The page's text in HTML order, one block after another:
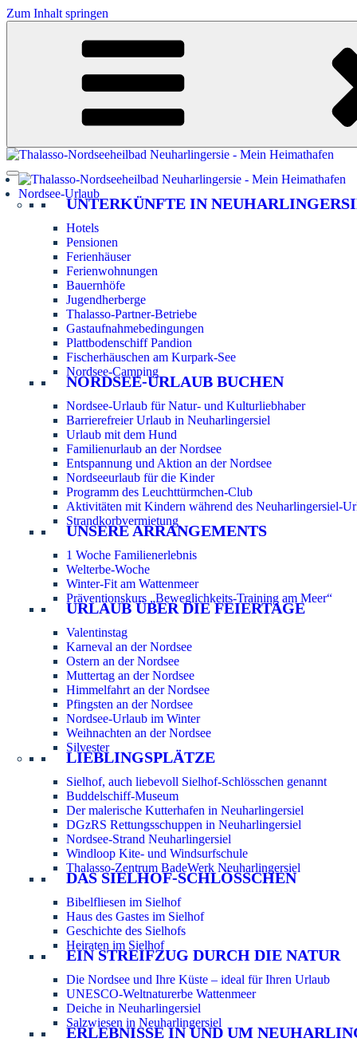
Zum Inhalt springen
Nordsee-Urlaub
UNTERKÜNFTE IN
Hotels
Pensionen
Ferienhäuser
Ferienwohnungen
Bauernhöfe
Jugendherberge
Thalasso-Partner-Betriebe
Gastaufnahmebedingungen
Plattbodenschiff Pandion
Fischerhäuschen am Kurpark-See
Nordsee-Camping
NORDSEE-URLAUB BUCHEN
Nordsee-Urlaub für Natur- und Kulturliebhaber
Barrierefreier Urlaub in Neuharlingersiel
Urlaub mit dem Hund
Familienurlaub an der Nordsee
Entspannung und Aktion an der Nordsee
Nordseeurlaub für die Kinder
Programm des Leuchttürmchen-Club
Aktivitäten mit Kindern während des Neuharlingersiel-
Strandkorbvermietung
UNSERE ARRANGEMENTS
1 Woche Familienerlebnis
Welterbe-Woche
Winter-Fit am Wattenmeer
Präventionskurs „Beweglichkeits-Training am Meer“
URLAUB ÜBER DIE FEIERTAGE
Valentinstag
Karneval an der Nordsee
Ostern an der Nordsee
Muttertag an der Nordsee
Himmelfahrt an der Nordsee
Pfingsten an der Nordsee
Nordsee-Urlaub im Winter
Weihnachten an der Nordsee
Silvester
LIEBLINGSPLÄTZE
Sielhof, auch liebevoll Sielhof-Schlösschen genannt
Buddelschiff-Museum
Der malerische Kutterhafen in Neuharlingersiel
DGzRS Rettungsschuppen in Neuharlingersiel
Nordsee-Strand Neuharlingersiel
Windloop Kite- und Windsurfschule
Thalasso-Zentrum BadeWerk Neuharlingersiel
DAS SIELHOF-SCHLÖSSCHEN
Bibelfliesen im Sielhof
Haus des Gastes im Sielhof
Geschichte des Sielhofs
Heiraten im Sielhof
EIN STREIFZUG DURCH DIE NATUR
Die Nordsee und Ihre Küste – ideal für Ihren Urlaub
UNESCO-Weltnaturerbe Wattenmeer
Deiche in Neuharlingersiel
Salzwiesen in Neuharlingersiel
ERLEBNISSE IN UND UM